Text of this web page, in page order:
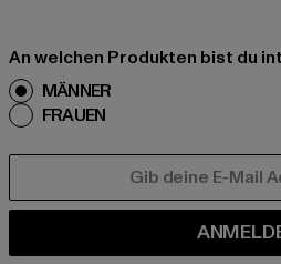
An welchen Produkten bist du
MÄNNER
FRAUEN